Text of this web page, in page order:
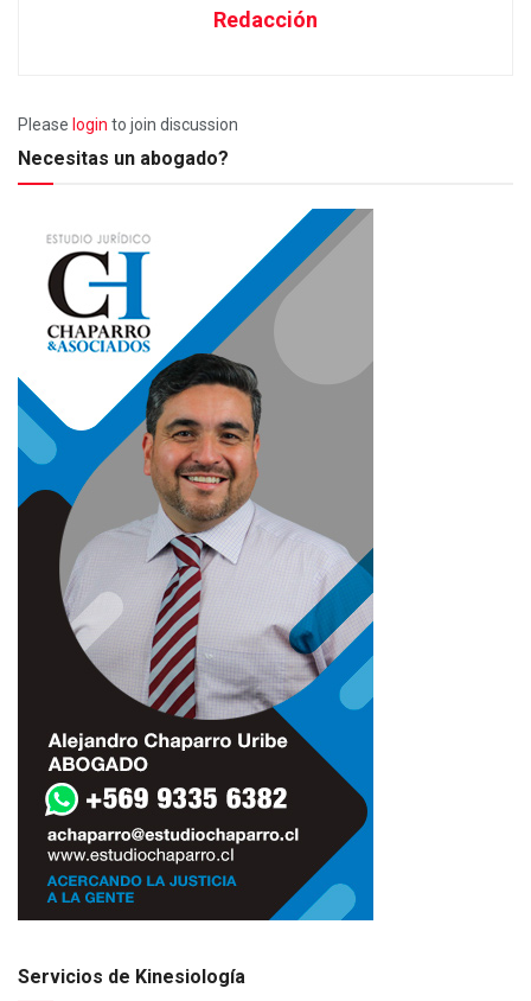
Redacción
Please login to join discussion
Necesitas un abogado?
Servicios de Kinesiología